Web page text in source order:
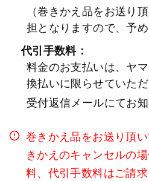
（巻きかえ品をお送り
担となりますので、予め
代引手数料：
料金のお支払いは、ヤ
換払いに限らせていただ
受付返信メールにてお知
巻きかえ品をお送り頂
きかえのキャンセルの
料、代引手数料はご請